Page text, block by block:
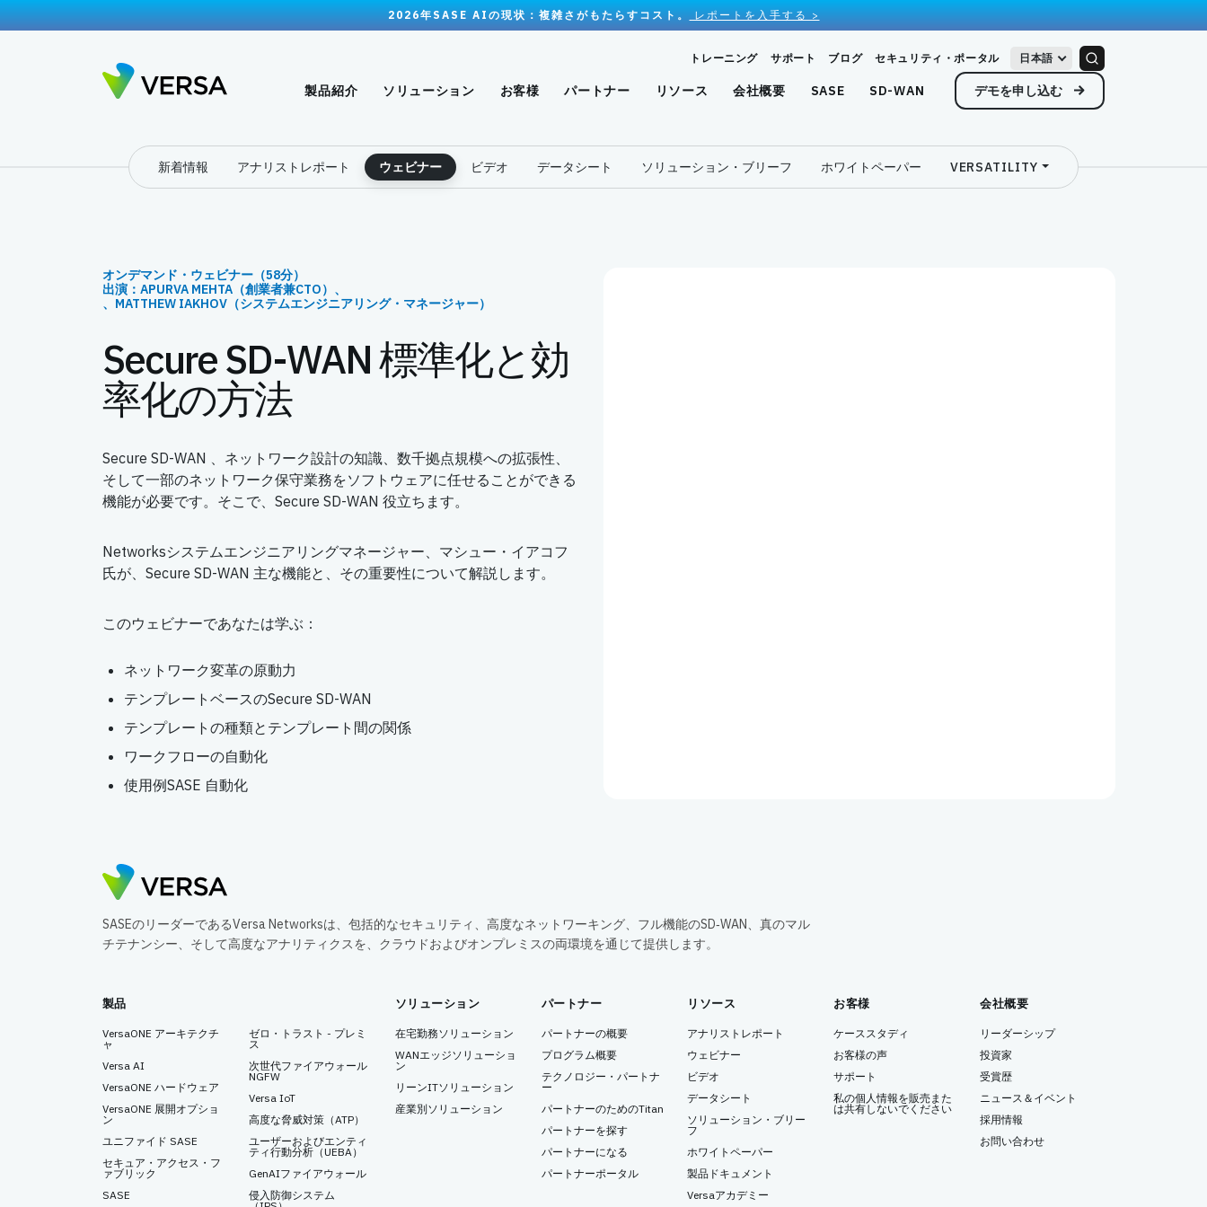
2026年SASE AIの現状：複雑さがもたらすコスト。 レポートを入手する >
トレーニング サポート ブログ セキュリティ・ポータル 日本語
製品紹介 ソリューション お客様 パートナー リソース 会社概要 SASE SD-WAN デモを申し込む
新着情報 アナリストレポート ウェビナー ビデオ データシート ソリューション・ブリーフ ホワイトペーパー VERSATILITY
オンデマンド・ウェビナー（58分）
出演：APURVA MEHTA（創業者兼CTO）、
、MATTHEW IAKHOV（システムエンジニアリング・マネージャー）
Secure SD-WAN 標準化と効
率化の方法
Secure SD-WAN 、ネットワーク設計の知識、数千拠点規模への拡張性、
そして一部のネットワーク保守業務をソフトウェアに任せることができる
機能が必要です。そこで、Secure SD-WAN 役立ちます。
Networksシステムエンジニアリングマネージャー、マシュー・イアコフ
氏が、Secure SD-WAN 主な機能と、その重要性について解説します。
このウェビナーであなたは学ぶ：
ネットワーク変革の原動力
テンプレートベースのSecure SD-WAN
テンプレートの種類とテンプレート間の関係
ワークフローの自動化
使用例SASE 自動化
SASEのリーダーであるVersa Networksは、包括的なセキュリティ、高度なネットワーキング、フル機能のSD‑WAN、真のマル
チテナンシー、そして高度なアナリティクスを、クラウドおよびオンプレミスの両環境を通じて提供します。
製品
VersaONE アーキテクチ
ャ
Versa AI
VersaONE ハードウェア
VersaONE 展開オプショ
ン
ユニファイド SASE
セキュア・アクセス・フ
ァブリック
SASE
ゼロ・トラスト - プレミ
ス
次世代ファイアウォール
NGFW
Versa IoT
高度な脅威対策（ATP）
ユーザーおよびエンティ
ティ行動分析（UEBA）
GenAIファイアウォール
侵入防御システム
ソリューション
在宅勤務ソリューション
WANエッジソリューショ
ン
リーンITソリューション
産業別ソリューション
パートナー
パートナーの概要
プログラム概要
テクノロジー・パートナ
ー
パートナーのためのTitan
パートナーを探す
パートナーになる
パートナーポータル
リソース
アナリストレポート
ウェビナー
ビデオ
データシート
ソリューション・ブリー
フ
ホワイトペーパー
製品ドキュメント
Versaアカデミー
お客様
ケーススタディ
お客様の声
サポート
私の個人情報を販売また
は共有しないでください
会社概要
リーダーシップ
投資家
受賞歴
ニュース＆イベント
採用情報
お問い合わせ